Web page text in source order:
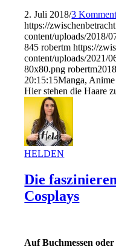
2. Juli 2018/3
https://
content/uploads/2018/
845 robertm https://
content/uploads/2021/
80x80.png robertm
20:15:15Manga,
Hier stehen die Haare
HELDEN
Die
Cosplays
Auf Buchmessen